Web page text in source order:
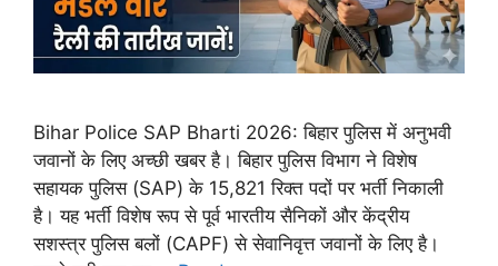
Bihar Police SAP Bharti 2026: बिहार पुलिस में अनुभवी
जवानों के लिए अच्छी खबर है। बिहार पुलिस विभाग ने विशेष
सहायक पुलिस (SAP) के 15,821 रिक्त पदों पर भर्ती निकाली
है। यह भर्ती विशेष रूप से पूर्व भारतीय सैनिकों और केंद्रीय
सशस्त्र पुलिस बलों (CAPF) से सेवानिवृत्त जवानों के लिए है।